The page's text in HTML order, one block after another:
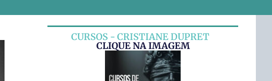
CURSOS - CRISTIANE DUPRET
CLIQUE NA IMAGEM